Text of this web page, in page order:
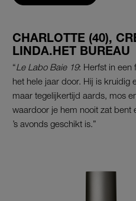
CHARLOTTE (40),
LINDA.HET BUREAU
“Le Labo Baie 19: Herfst in een
het hele jaar door. Hij is kruidig
maar tegelijkertijd aards, mos
waardoor je hem nooit zat bent
’s avonds geschikt is.”